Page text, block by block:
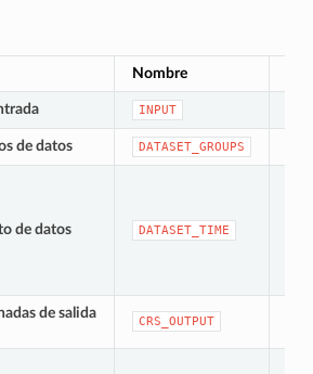
Nombre
INPUT
de datos DATASET_GROUPS
de datos DATASET_TIME
de salida
CRS_OUTPUT